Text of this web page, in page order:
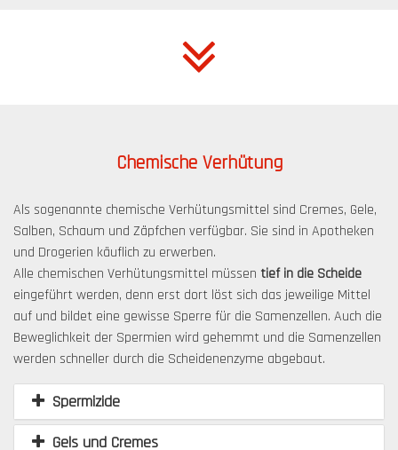
Chemische Verhütung
Als sogenannte chemische Verhütungsmittel sind Cremes, Gele,
Salben, Schaum und Zäpfchen verfügbar. Sie sind in Apotheken
und Drogerien käuflich zu erwerben.
Alle chemischen Verhütungsmittel müssen tief in die Scheide
eingeführt werden, denn erst dort löst sich das jeweilige Mittel
auf und bildet eine gewisse Sperre für die Samenzellen. Auch die
Beweglichkeit der Spermien wird gehemmt und die Samenzellen
werden schneller durch die Scheidenenzyme abgebaut.
Spermizide
Gels und Cremes